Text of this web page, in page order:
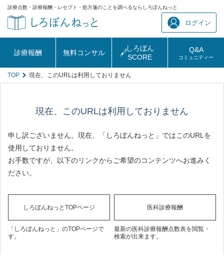
診療点数・診療報酬・レセプト・処方箋のことを調べるならしろぼんねっと
ログイン
診療報酬 無料コンサル
しろぼん
SCORE
Q&A
コミュニティー
TOP 現在、このURLは利用しておりません
現在、このURLは利用しておりません
申し訳ございません。現在、「しろぼんねっと」ではこのURLを
使用しておりません。
お手数ですが、以下のリンクからご希望のコンテンツへお進みく
ださい。
しろぼんねっとTOPページ
「しろぼんねっと」のTOPページで
す。
医科診療報酬
最新の医科診療報酬点数表を閲覧・
検索が出来ます。